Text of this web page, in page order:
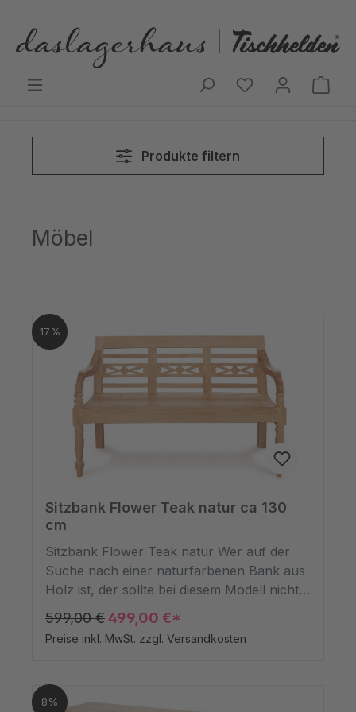
Produkte filtern
Möbel
17%
Sitzbank Flower Teak natur ca 130
cm
Sitzbank Flower Teak natur Wer auf der
Suche nach einer naturfarbenen Bank aus
Holz ist, der sollte bei diesem Modell nicht
lange überlegen. Unsere aus recyceltem
Teakholz gefertigte Bank ist eine
wunderbare Sitzgelegenheit für drinnen
einer Höhe von 78cm und einer Tiefe von
45cm ist sie weder zu groß noch zu klein,
599,00 €499,00 €*
Preise inkl. MwSt. zzgl. Versandkosten
8%